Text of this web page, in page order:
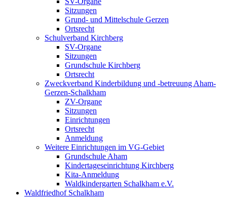
Sitzungen
Grund- und Mittelschule Gerzen
Ortsrecht
Schulverband Kirchberg
SV-Organe
Sitzungen
Grundschule Kirchberg
Ortsrecht
Zweckverband Kinderbildung und -betreuung Aham-
Gerzen-Schalkham
ZV-Organe
Sitzungen
Einrichtungen
Ortsrecht
Anmeldung
Weitere Einrichtungen im VG-Gebiet
Grundschule Aham
Kindertageseinrichtung Kirchberg
Kita-Anmeldung
Waldkindergarten Schalkham e.V.
Waldfriedhof Schalkham